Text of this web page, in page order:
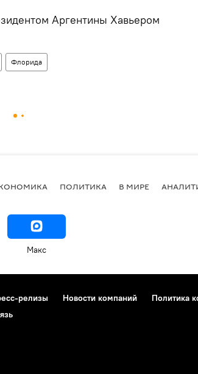
Аргентины Хавьером
Флорида
ПОЛИТИКА В МИРЕ
Макс
релизы Новости компаний Политика